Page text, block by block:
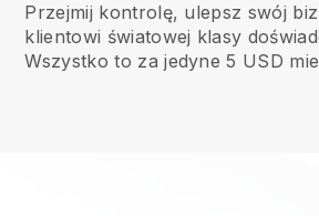
Przejmij kontrolę, ulepsz swój
klientowi światowej klasy
Wszystko to za jedyne 5 USD